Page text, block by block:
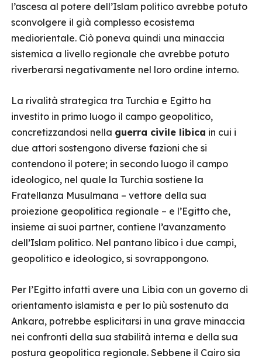
l’ascesa al potere dell’Islam politico avrebbe potuto
sconvolgere il già complesso ecosistema
mediorientale. Ciò poneva quindi una minaccia
sistemica a livello regionale che avrebbe potuto
riverberarsi negativamente nel loro ordine interno.
La rivalità strategica tra Turchia e Egitto ha
investito in primo luogo il campo geopolitico,
concretizzandosi nella guerra civile libica in cui i
due attori sostengono diverse fazioni che si
contendono il potere; in secondo luogo il campo
ideologico, nel quale la Turchia sostiene la
Fratellanza Musulmana – vettore della sua
proiezione geopolitica regionale – e l’Egitto che,
insieme ai suoi partner, contiene l’avanzamento
dell’Islam politico. Nel pantano libico i due campi,
geopolitico e ideologico, si sovrappongono.
Per l’Egitto infatti avere una Libia con un governo di
orientamento islamista e per lo più sostenuto da
Ankara, potrebbe esplicitarsi in una grave minaccia
nei confronti della sua stabilità interna e della sua
postura geopolitica regionale. Sebbene il Cairo sia